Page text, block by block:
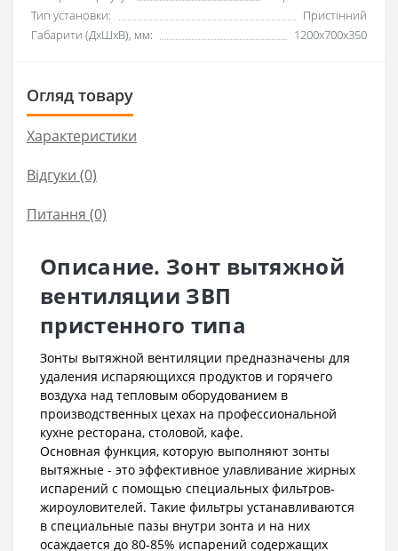
Тип установки:
Пристінний
Габарити (ДхШхВ), мм:
1200x700x350
Огляд товару
Характеристики
Відгуки (0)
Питання (0)
Описание. Зонт вытяжной
вентиляции ЗВП
пристенного типа
Зонты вытяжной вентиляции предназначены для
удаления испаряющихся продуктов и горячего
воздуха над тепловым оборудованием в
производственных цехах на профессиональной
кухне ресторана, столовой, кафе.
Основная функция, которую выполняют зонты
вытяжные - это эффективное улавливание жирных
испарений с помощью специальных фильтров-
жироуловителей. Такие фильтры устанавливаются
в специальные пазы внутри зонта и на них
осаждается до 80-85% испарений содержащих